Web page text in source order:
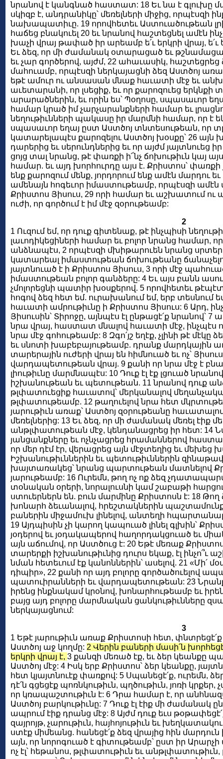
նրանով է կանգնած հաստատ: 18 Եւ նա է գլուխը
սկիզբ է, անդրանիկը՝ մեռելների միջից, որպէսզի
նախապատիւը. 19 որովհետեւ Աստուածութեան
հաճեց բնակուել 20 եւ նրանով հաշտեցնել ամէն
խաչի վրայ թափած իր արեամբ ե՛ւ երկրի վրայ,
Եւ ձեզ, որ մի ժամանակ օտարացած եւ
եւ չար գործերով, այժմ, 22 ահաւասիկ, հաշտեցրեց
մահուամբ, որպէսզի ներկայացնի ձեզ Աստծոյ
եթէ ամուր ու անսասան մնաք հաւատի մէջ եւ
աւետարանի, որ լսեցիք, եւ որ քարոզուեց երկնքի
արարածներին, եւ որին ես՝ Պօղոսը, սպասաւոր
համար կրած իմ չարչարանքների համար եւ
նեղութիւնների պակասը իր մարմնի համար, որ է
սպասաւոր եղայ ըստ Աստծոյ տնտեսութեան, որ
կատարելապէս քարոզելու Աստծոյ խօսքը՝ 26 այն
դարերից եւ սերունդներից եւ որ այժմ յայտնուեց
ցոյց տալ նրանց, թէ փառքի ի՜նչ ճոխութիւն կայ
համար. եւ այդ խորհուրդը այս է. Քրիստոս՝ փառքի
ենք քարոզում մենք, յորդորում ենք ամէն մարդու
ամենայն հոգեւոր իմաստութեամբ, որպէսզի
Քրիստոս Յիսուս, 29 որի համար եւ աշխատում ու
ուժի, որ գործում է իմ մէջ զօրութեամբ:
2
1 Ուզում եմ, որ դուք գիտենաք, թէ ինչպիսի
լաւոդիկեցիների համար եւ բոլոր նրանց համար,
անձնապէս, 2 որպէսզի մխիթարուեն նրանց
կատարեալ իմաստութեան ճոխութեանը
յայտնուած է ի Քրիստոս Յիսուս, 3 որի մէջ
իմաստութեան բոլոր գանձերը: 4 Եւ այս բանն
չմոլորեցնի պատիր խօսքերով. 5 որովհետեւ
հոգով ձեզ հետ եմ. ուրախանում եմ, երբ տեսնում
հաւատի ամրութիւնը ի Քրիստոս Յիսուս: 6 Արդ,
Յիսուսին՝ Տիրոջը, այնպէս էլ ընթացէ՛ք նրանով՝
նրա վրայ, հաստատ մնալով հաւատի մէջ, ինչպէս
նրա մէջ գոհութեամբ: 8 Զգո՛յշ եղէք, չլինի թէ
եւ սնոտի խաբեբայութեամբ. դրանք մարդկային
տարերային ուժերի վրայ են հիմնուած եւ ոչ՝
վարդապետութեան վրայ. 9 քանի որ նրա մէջ է
լիութիւնը մարմնապէս: 10 Դուք էլ էք լցուած
իշխանութեան եւ պետութեան. 11 նրանով դուք
թլփատուեցիք հաւատով՝ մերկանալով
թլփատութեամբ. 12 թաղուելով նրա հետ
յարութիւն առաք՝ Աստծոյ զօրութեանը
մեռելներից: 13 Եւ ձեզ, որ մի ժամանակ մեռել էիք
անթլփատութեան մէջ, կենդանացրեց իր հետ: 14
յանցանքները եւ ոչնչացրեց հրամաններով
որ մեր դէմ էր, վերացրեց այն մէջտեղից եւ մեխեց
Իշխանութիւններին եւ պետութիւններին
խայտառակեց՝ նրանց պարտութեան մատնելով
յարութեամբ: 16 Ուրեմն, թող ոչ ոք ձեզ
տօնական օրերի, նորալուսնի կամ շաբաթի
ստուերներն են. բուն մարմինը Քրիստոսն է: 18 Թող
խոնարհ ձեւանալով, հրեշտակներին
բաներին միջամուխ լինելով, անտեղի
19 Այդպիսին չի կարող կապուած լինել գլխին՝
յօդերով եւ յօդակապերով հաղորդակցուած եւ
այն աճումով, որ Աստծուց է: 20 Եթէ մեռաք
տարերքի իշխանութիւնից դուրս եկաք, էլ ինչո՞ւ
նման հետեւում էք կանոններին՝ ասելով. 21 «Մի՛
դիպիր», 22 քանի որ այդ բոլորը գործածուելով
պատուիրանների եւ վարդապետութեան: 23
իրենց ինքնակամ կրօնով, խոնարհութեամբ եւ
բայց այդ բոլորը մարմնական ցանկութիւնները
ներկայացնում:
3
1 Եթէ յարութիւն առաք Քրիստոսի հետ,
Աստծոյ աջ կողմը: 2 Վերին բաների մասի՛ն
երկրի վրայ է, 3 քանզի մեռած էք, եւ ձեր կեանքը
Աստծոյ մէջ: 4 Իսկ երբ Քրիստոս՝ ձեր կեանքը,
հետ կյայտնուէք փառքով: 5 Սպանեցէ՛ք, ուրեմն,
դէ՛ն գցեցէք պոռնկութիւն, պղծութիւն, յոռի
որ կռապաշտութիւն է: 6 Դրա համար է, որ
Աստծոյ բարկութիւնը: 7 Դուք էլ էիք մի ժամանակ
ապրում էիք դրանց մէջ: 8 Այժմ դուք եւս
զայրոյթ, չարութիւն, հայհոյութիւն եւ
ստէք միմեանց. հանեցէ՛ք ձեզ վրայից հին մարդուն
այն, որ նորոգուած է գիտութեամբ՝ ըստ իր Արարչի
ոչ էլ՝ հեթանոս, թլփատութիւն եւ